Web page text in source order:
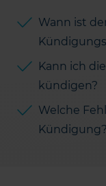
Wann ist
Kann ich
kündigen?
Welche
Kündigung?